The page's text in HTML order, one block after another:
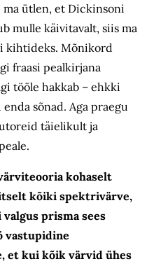
ütlen, et Dickinsoni
mulle käivitavalt, siis ma
kihtideks. Mõnikord
fraasi pealkirjana
tööle hakkab – ehkki
sõnad. Aga praegu
täielikult ja
kohaselt
kõiki spektrivärve,
prisma sees
vastupidine
et kui kõik värvid ühes